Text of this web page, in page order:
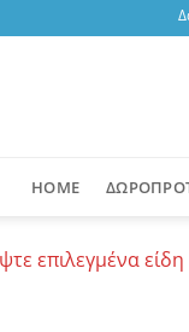
HOME
επιλεγμένα